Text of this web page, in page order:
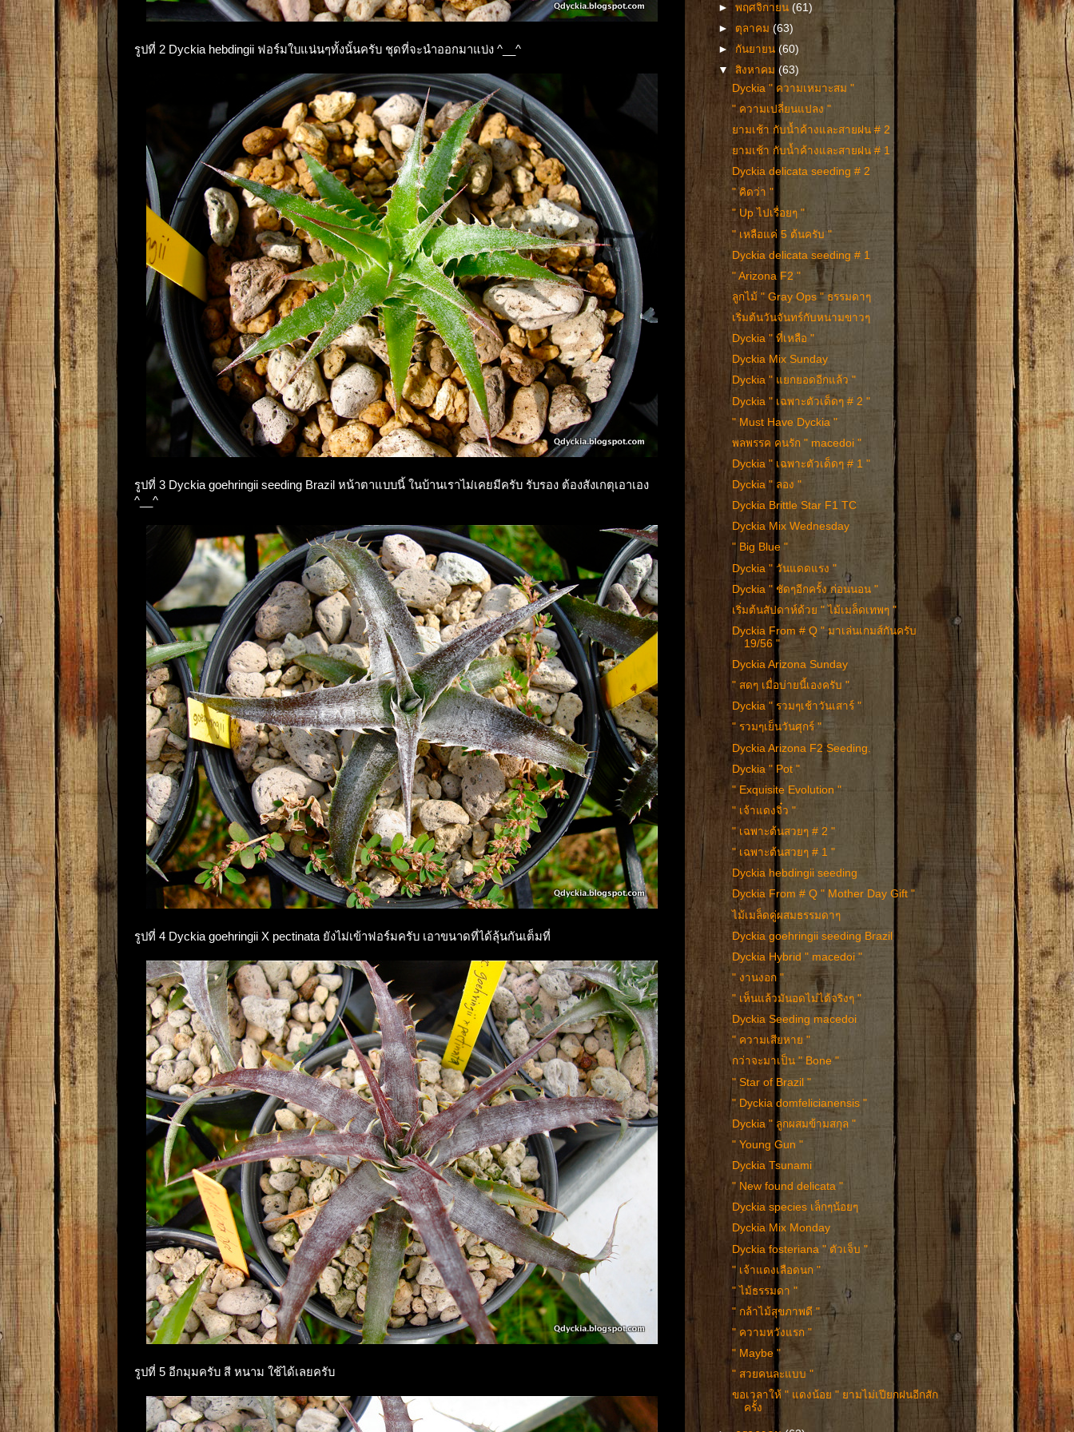
รูปที่ 2 Dyckia hebdingii ฟอร์มใบแน่นๆทั้งนั้นครับ ชุดที่จะนำออกมาแบ่ง ^__^
รูปที่ 3 Dyckia goehringii seeding Brazil หน้าตาแบบนี้ ในบ้านเราไม่เคยมีครับ รับรอง ต้องสังเกตุเอาเอง
^__^
รูปที่ 4 Dyckia goehringii X pectinata ยังไม่เข้าฟอร์มครับ เอาขนาดที่ได้ลุ้นกันเต็มที่
รูปที่ 5 อีกมุมครับ สี หนาม ใช้ได้เลยครับ
►พฤศจิกายน(61)
► ตุลาคม(63)
► กันยายน(60)
▼สิงหาคม(63)
Dyckia " ความเหมาะสม "
" ความเปลี่ยนแปลง "
ยามเช้า กับน้ำค้างและสายฝน # 2
ยามเช้า กับน้ำค้างและสายฝน # 1
Dyckia delicata seeding # 2
" คิดว่า "
" Up ไปเรื่อยๆ "
" เหลือแค่ 5 ต้นครับ "
Dyckia delicata seeding # 1
" Arizona F2 "
ลูกไม้ " Gray Ops " ธรรมดาๆ
เริ่มต้นวันจันทร์กับหนามขาวๆ
Dyckia " ที่เหลือ "
Dyckia Mix Sunday
Dyckia " แยกยอดอีกแล้ว "
Dyckia " เฉพาะตัวเด็ดๆ # 2 "
" Must Have Dyckia "
พลพรรค คนรัก " macedoi "
Dyckia " เฉพาะตัวเด็ดๆ # 1 "
Dyckia " ลอง "
Dyckia Brittle Star F1 TC
Dyckia Mix Wednesday
" Big Blue "
Dyckia " วันแดดแรง "
Dyckia " ชัดๆอีกครั้ง ก่อนนอน "
เริ่มต้นสัปดาห์ด้วย " ไม้เมล็ดเทพๆ "
Dyckia From # Q " มาเล่นเกมส์กันครับ
19/56 "
Dyckia Arizona Sunday
" สดๆ เมื่อบ่ายนี้เองครับ "
Dyckia " รวมๆเช้าวันเสาร์ "
" รวมๆเย็นวันศุกร์ "
Dyckia Arizona F2 Seeding.
Dyckia " Pot "
" Exquisite Evolution "
" เจ้าแดงจิ๋ว "
" เฉพาะต้นสวยๆ # 2 "
" เฉพาะต้นสวยๆ # 1 "
Dyckia hebdingii seeding
Dyckia From # Q " Mother Day Gift "
ไม้เมล็ดคู่ผสมธรรมดาๆ
Dyckia goehringii seeding Brazil
Dyckia Hybrid " macedoi "
" งานงอก "
" เห็นแล้วมันอดไม่ได้จริงๆ "
Dyckia Seeding macedoi
" ความเสียหาย "
กว่าจะมาเป็น " Bone "
" Star of Brazil "
" Dyckia domfelicianensis "
Dyckia " ลูกผสมข้ามสกุล "
" Young Gun "
Dyckia Tsunami
" New found delicata "
Dyckia species เล็กๆน้อยๆ
Dyckia Mix Monday
Dyckia fosteriana " ตัวเจ็บ "
" เจ้าแดงเลือดนก "
" ไม้ธรรมดา "
" กล้าไม้สุขภาพดี "
" ความหวังแรก "
" Maybe "
" สวยคนละแบบ "
ขอเวลาให้ " แดงน้อย " ยามไม่เปียกฝนอีกสัก
ครั้ง